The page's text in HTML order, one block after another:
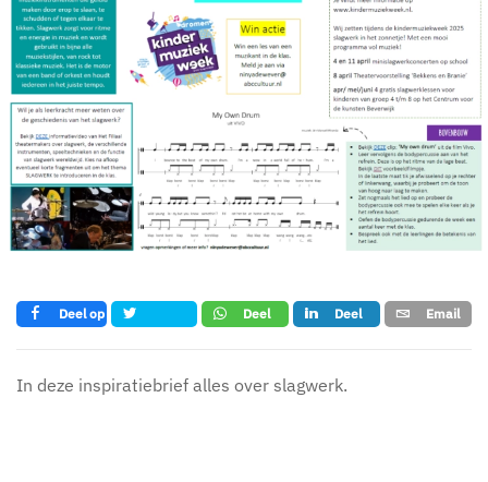
Deel op
Deel
Deel
Email
In deze inspiratiebrief alles over slagwerk.